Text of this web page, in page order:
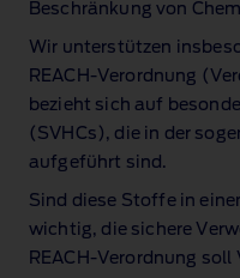
Beschränkung von
Wir unterstützen
REACH‑Verordnung
bezieht sich auf
(SVHCs), die in der
aufgeführt sind.
Sind diese Stoffe in
wichtig, die sichere
REACH‑Verordnung